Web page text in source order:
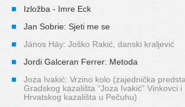
Izložba - Imre Eck
Jan Sobrie: Sjeti me se
János Háy: Joško Rakić, danski kraljević
Jordi Galceran Ferrer: Metoda
Joza Ivakić: Vrzino kolo (zajednička
Gradskog kazališta “Joza Ivakić” Vinkovci i
Hrvatskog kazališta u Pečuhu)